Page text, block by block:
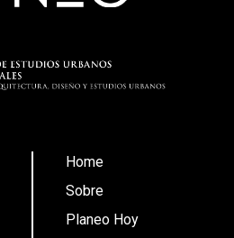
Home
Sobre
Planeo Hoy